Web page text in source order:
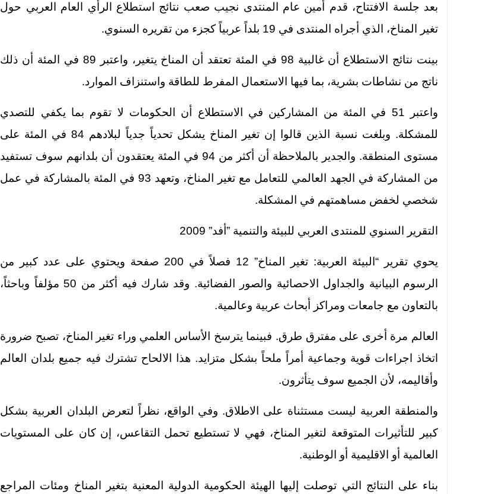
بعد جلسة الافتتاح، قدم أمين عام المنتدى نجيب صعب نتائج استطلاع الرأي العام العربي حول
تغير المناخ، الذي أجراه المنتدى في 19 بلداً عربياً كجزء من تقريره السنوي.
بينت نتائج الاستطلاع أن غالبية 98 في المئة تعتقد أن المناخ يتغير، واعتبر 89 في المئة أن ذلك
ناتج من نشاطات بشرية، بما فيها الاستعمال المفرط للطاقة واستنزاف الموارد.
واعتبر 51 في المئة من المشاركين في الاستطلاع أن الحكومات لا تقوم بما يكفي للتصدي
للمشكلة. وبلغت نسبة الذين قالوا إن تغير المناخ يشكل تحدياً جدياً لبلادهم 84 في المئة على
مستوى المنطقة. والجدير بالملاحظة أن أكثر من 94 في المئة يعتقدون أن بلدانهم سوف تستفيد
من المشاركة في الجهد العالمي للتعامل مع تغير المناخ، وتعهد 93 في المئة بالمشاركة في عمل
شخصي لخفض مساهمتهم في المشكلة.
التقرير السنوي للمنتدى العربي للبيئة والتنمية ”أفد” 2009
يحوي تقرير “البيئة العربية: تغير المناخ” 12 فصلاً في 200 صفحة ويحتوي على عدد كبير من
الرسوم البيانية والجداول الاحصائية والصور الفضائية. وقد شارك فيه أكثر من 50 مؤلفاً وباحثاً،
بالتعاون مع جامعات ومراكز أبحاث عربية وعالمية.
العالم مرة أخرى على مفترق طرق. فبينما يترسخ الأساس العلمي وراء تغير المناخ، تصبح ضرورة
اتخاذ اجراءات قوية وجماعية أمراً ملحاً بشكل متزايد. هذا الالحاح تشترك فيه جميع بلدان العالم
وأقاليمه، لأن الجميع سوف يتأثرون.
والمنطقة العربية ليست مستثناة على الاطلاق. وفي الواقع، نظراً لتعرض البلدان العربية بشكل
كبير للتأثيرات المتوقعة لتغير المناخ، فهي لا تستطيع تحمل التقاعس، إن كان على المستويات
العالمية أو الاقليمية أو الوطنية.
بناء على النتائج التي توصلت إليها الهيئة الحكومية الدولية المعنية بتغير المناخ ومئات المراجع